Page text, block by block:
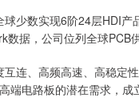
少数实现6阶24层HDI
据，公司位列全球PCB
连、高频高速、高稳定
端电路板的潜在需求，